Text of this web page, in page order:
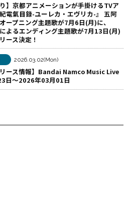
り】京都アニメーションが手掛けるTVア
電氣目録-ユーレカ・エヴリカ-』 五阿
ープニング主題歌が7月6日(月)に、
よるエンディング主題歌が7月13日(月)
ース決定！
2026.03.02(Mon)
リース情報】Bandai Namco Music Live
日～2026年03月01日